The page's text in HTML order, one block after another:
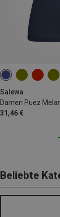
Salewa
Damen Puez
31,46 €
M L XL
Beliebte